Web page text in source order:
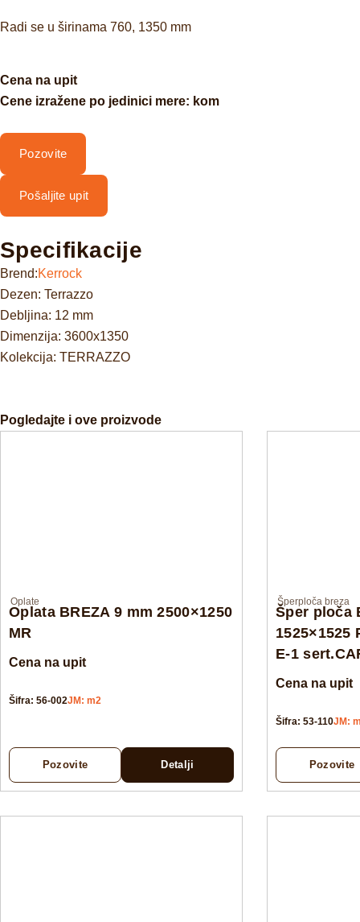
Radi se u širinama 760, 1350 mm
Cena na upit
Cene izražene po jedinici mere: kom
Pozovite
Pošaljite upit
Specifikacije
Brend:Kerrock
Dezen: Terrazzo
Debljina: 12 mm
Dimenzija: 3600x1350
Kolekcija: TERRAZZO
Pogledajte i ove proizvode
Oplate
Oplata BREZA 9 mm 2500×1250
MR
Cena na upit
Šifra: 56-002JM: m2
Pozovite Detalji
Šperploča breza
Šper ploča
1525×1525
E-1
Cena na upit
Šifra: 53-110JM:
Pozovite